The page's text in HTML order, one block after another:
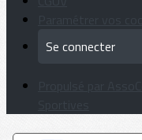
Se connecter